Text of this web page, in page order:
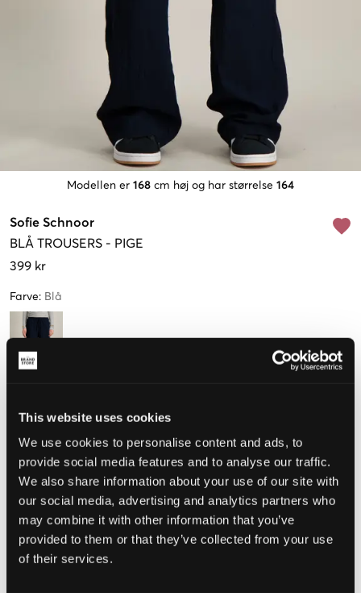
This website uses cookies
We use cookies to personalise content and ads, to
provide social media features and to analyse our traffic.
We also share information about your use of our site with
our social media, advertising and analytics partners who
may combine it with other information that you’ve
provided to them or that they’ve collected from your use
of their services.
Modellen er 168 cm høj og har størrelse 164
Sofie Schnoor
BLÅ TROUSERS - PIGE
399 kr
Farve: Blå
140 cm
Kun
1
tilbage
152 cm 176 cm
Opfattet størrelse
Lille